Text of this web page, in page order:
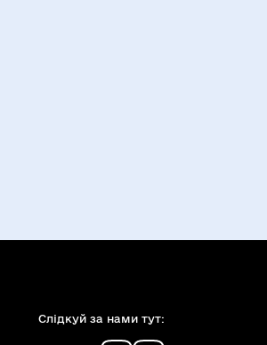
Слiдкуй за нами тут: